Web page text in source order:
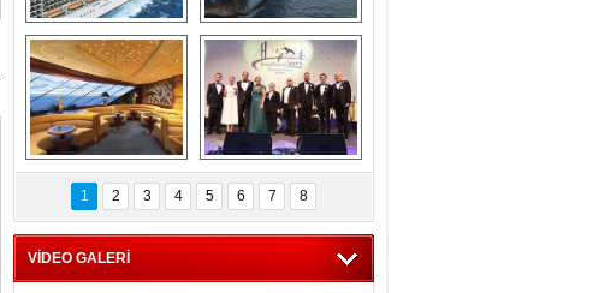
“Gemi içinde gemi”
konsepti ile MSC
Splendida
Dünyada tek!
Denizaltı yüzer
havuzu intikal
seyrine başladı
MSC'den 55 milyon
euroluk turizm geliri
müjdesi
5. Bosphorus Ship
Brokers Dinner,
İstanbul’da yapıldı
1 2 3 4 5 6 7 8
VİDEO GALERİ